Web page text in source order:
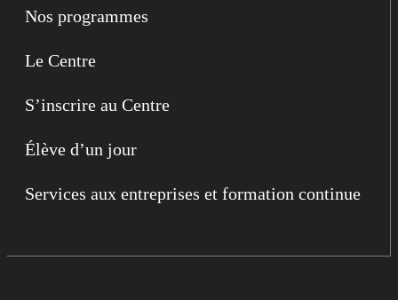
Nos programmes
Le Centre
S’inscrire au Centre
Élève d’un jour
Services aux entreprises et formation continue